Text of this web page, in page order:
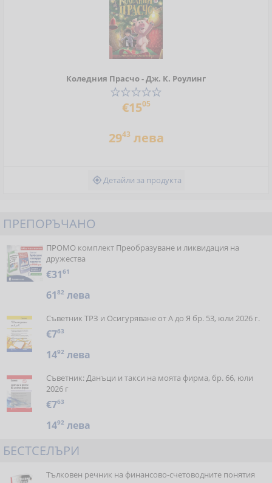
Коледния Прасчо - Дж. К. Роулинг
€1505
2943лева
Детайли за продукта
ПРЕПОРЪЧАНО
ПРОМО комплект Преобразуване и ликвидация на
дружества
€3161
6182 лева
Съветник ТРЗ и Осигуряване от А до Я бр. 53, юли 2026 г.
€763
1492 лева
Съветник: Данъци и такси на моята фирма, бр. 66, юли
2026 г
€763
1492 лева
БЕСТСЕЛЪРИ
Тълковен речник на финансово-счетоводните понятия